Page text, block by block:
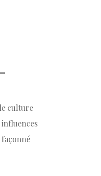
culture